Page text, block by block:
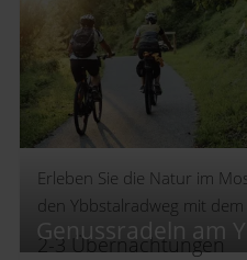
Genussradeln am
Erleben Sie die Natur im
den Ybbstalradweg mit
2-3Übernachtungen